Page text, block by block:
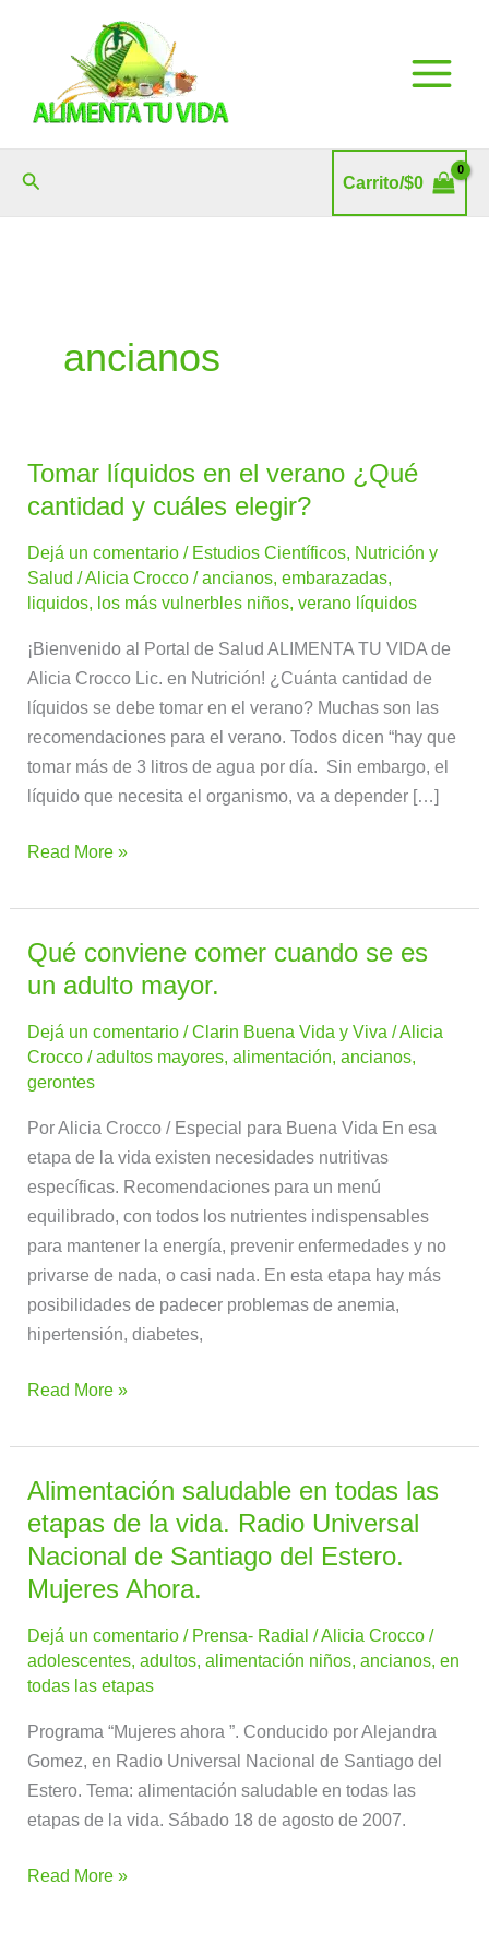
Buscar Carrito/$0
ancianos
Tomar líquidos en el verano ¿Qué
cantidad y cuáles elegir?
Dejá un comentario / Estudios Científicos, Nutrición y
Salud /Alicia Crocco/ancianos,embarazadas,
liquidos, los más vulnerbles niños,verano líquidos
¡Bienvenido al Portal de Salud ALIMENTA TU VIDA de
Alicia Crocco Lic. en Nutrición! ¿Cuánta cantidad de
líquidos se debe tomar en el verano? Muchas son las
recomendaciones para el verano. Todos dicen “hay que
tomar más de 3 litros de agua por día. Sin embargo, el
líquido que necesita el organismo, va a depender […]
Tomar
líquidos
el
verano
¿Qué
cantidad
y
cuáles
elegir?
Read More »
Qué conviene comer cuando se es
un adulto mayor.
Dejá un comentario /Clarin Buena Vida y Viva /Alicia
Crocco/adultos mayores,alimentación,ancianos,
gerontes
Por Alicia Crocco / Especial para Buena Vida En esa
etapa de la vida existen necesidades nutritivas
específicas. Recomendaciones para un menú
equilibrado, con todos los nutrientes indispensables
para mantener la energía, prevenir enfermedades y no
privarse de nada, o casi nada. En esta etapa hay más
posibilidades de padecer problemas de anemia,
hipertensión, diabetes,
Qué
conviene
cuando
se
es
un
adulto
mayor.
Read More »
Alimentación saludable en todas las
etapas de la vida. Radio Universal
Nacional de Santiago del Estero.
Mujeres Ahora.
Dejá un comentario / Prensa- Radial /Alicia Crocco/
adolescentes,adultos,alimentación niños,ancianos,en
todas las etapas
Programa “Mujeres ahora ”. Conducido por Alejandra
Gomez, en Radio Universal Nacional de Santiago del
Estero. Tema: alimentación saludable en todas las
etapas de la vida. Sábado 18 de agosto de 2007.
Alimentación
saludable
en
todas
etapas
de
la
vida.
Radio
Universal
Nacional
Santiago
Read More »